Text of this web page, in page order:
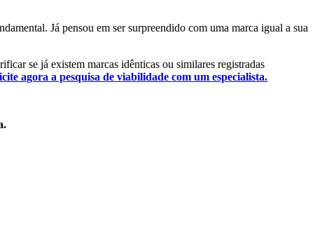
Já pensou em ser surpreendido com uma marca igual a sua
se já existem marcas idênticas ou similares registradas
agora a pesquisa de viabilidade com um especialista.